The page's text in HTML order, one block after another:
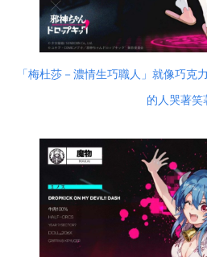
「梅杜莎－濃情生巧職人」就像巧克
的人哭著笑